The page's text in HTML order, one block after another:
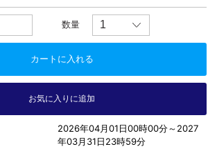
数量
2026年04月01日00時00分～2027
年03月31日23時59分